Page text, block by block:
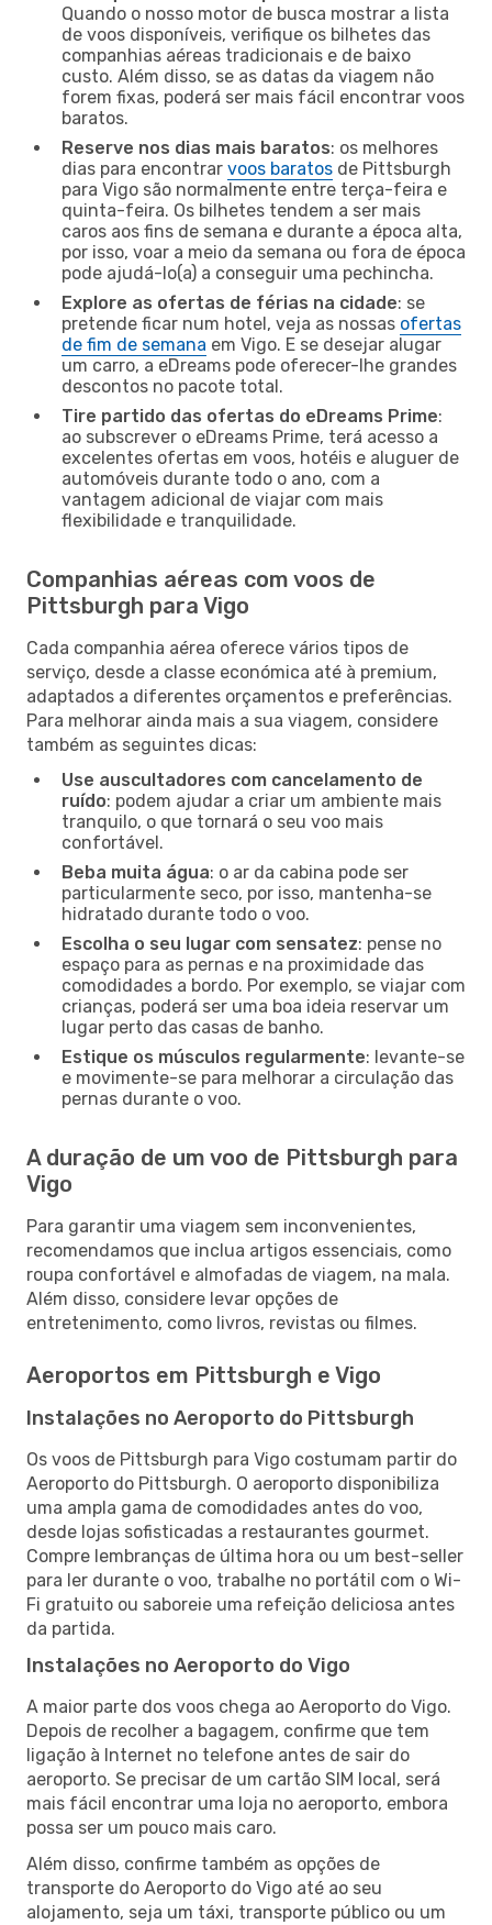
Quando o nosso motor de busca mostrar a lista
de voos disponíveis, verifique os bilhetes das
companhias aéreas tradicionais e de baixo
custo. Além disso, se as datas da viagem não
forem fixas, poderá ser mais fácil encontrar voos
baratos.
Reserve nos dias mais baratos: os melhores
dias para encontrar voos baratos de Pittsburgh
para Vigo são normalmente entre terça-feira e
quinta-feira. Os bilhetes tendem a ser mais
caros aos fins de semana e durante a época alta,
por isso, voar a meio da semana ou fora de época
pode ajudá-lo(a) a conseguir uma pechincha.
Explore as ofertas de férias na cidade: se
pretende ficar num hotel, veja as nossas ofertas
de fim de semana em Vigo. E se desejar alugar
um carro, a eDreams pode oferecer-lhe grandes
descontos no pacote total.
Tire partido das ofertas do eDreams Prime:
ao subscrever o eDreams Prime, terá acesso a
excelentes ofertas em voos, hotéis e aluguer de
automóveis durante todo o ano, com a
vantagem adicional de viajar com mais
flexibilidade e tranquilidade.
Companhias aéreas com voos de
Pittsburgh para Vigo
Cada companhia aérea oferece vários tipos de
serviço, desde a classe económica até à premium,
adaptados a diferentes orçamentos e preferências.
Para melhorar ainda mais a sua viagem, considere
também as seguintes dicas:
Use auscultadores com cancelamento de
ruído: podem ajudar a criar um ambiente mais
tranquilo, o que tornará o seu voo mais
confortável.
Beba muita água: o ar da cabina pode ser
particularmente seco, por isso, mantenha-se
hidratado durante todo o voo.
Escolha o seu lugar com sensatez: pense no
espaço para as pernas e na proximidade das
comodidades a bordo. Por exemplo, se viajar com
crianças, poderá ser uma boa ideia reservar um
lugar perto das casas de banho.
Estique os músculos regularmente: levante-se
e movimente-se para melhorar a circulação das
pernas durante o voo.
A duração de um voo de Pittsburgh para
Vigo
Para garantir uma viagem sem inconvenientes,
recomendamos que inclua artigos essenciais, como
roupa confortável e almofadas de viagem, na mala.
Além disso, considere levar opções de
entretenimento, como livros, revistas ou filmes.
Aeroportos em Pittsburgh e Vigo
Instalações no Aeroporto do Pittsburgh
Os voos de Pittsburgh para Vigo costumam partir do
Aeroporto do Pittsburgh. O aeroporto disponibiliza
uma ampla gama de comodidades antes do voo,
desde lojas sofisticadas a restaurantes gourmet.
Compre lembranças de última hora ou um best-seller
para ler durante o voo, trabalhe no portátil com o Wi-
Fi gratuito ou saboreie uma refeição deliciosa antes
da partida.
Instalações no Aeroporto do Vigo
A maior parte dos voos chega ao Aeroporto do Vigo.
Depois de recolher a bagagem, confirme que tem
ligação à Internet no telefone antes de sair do
aeroporto. Se precisar de um cartão SIM local, será
mais fácil encontrar uma loja no aeroporto, embora
possa ser um pouco mais caro.
Além disso, confirme também as opções de
transporte do Aeroporto do Vigo até ao seu
alojamento, seja um táxi, transporte público ou um